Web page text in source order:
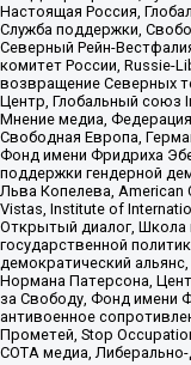
Настоящая Россия,
Служба поддержки,
Северный Рейн-
комитет России, Russie-
возвращение Северных
Центр, Глобальный союз
Мнение медиа,
Свободная Европа,
Фонд имени Фридриха
поддержки гендерной
Льва Копелева, American
Vistas, Institute of
Открытый диалог,
государственной
демократический
Нормана Патерсона,
за Свободу, Фонд имени
антивоенное
Прометей, Stop
СОТА медиа,